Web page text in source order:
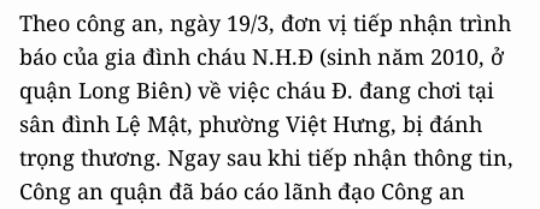
Theo công an, ngày 19/3, đơn vị tiếp nhận trình
báo của gia đình cháu N.H.Đ (sinh năm 2010, ở
quận Long Biên) về việc cháu Đ. đang chơi tại
sân đình Lệ Mật, phường Việt Hưng, bị đánh
trọng thương. Ngay sau khi tiếp nhận thông tin,
Công an quận đã báo cáo lãnh đạo Công an